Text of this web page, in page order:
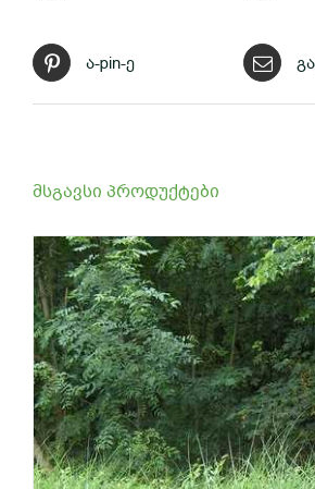
ა-pin-ე
მსგავსი პროდუქტები